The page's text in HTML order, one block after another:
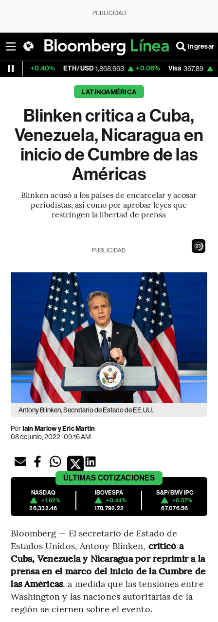
PUBLICIDAD
Ingresar
ETH/USD 1,868.663 +0.06% Visa 367.89 +0.61%
LATINOAMÉRICA
Blinken critica a Cuba,
Venezuela, Nicaragua en
inicio de Cumbre de las
Américas
Blinken acusó a los países de encarcelar y acosar
periodistas, así como por aprobar leyes que
restringen la libertad de prensa
22
PUBLICIDAD
Antony Blinken, Secretario de Estado de EE.UU.
PorIain Marlow y Eric Martin
08 de junio, 2022 | 09:16 AM
ÚLTIMAS COTIZACIONES
NASDAQ
+1.62%
26,332.46
IBOVESPA
+0.44%
178,792.22
S&P/BMV IPC
+0.57%
67,076.56
Bloomberg — El secretario de Estado de
Estados Unidos, Antony Blinken, criticó a
Cuba, Venezuela y Nicaragua por reprimir a la
prensa en el marco del inicio de la Cumbre de
las Américas, a medida que las tensiones entre
Washington y las naciones autoritarias de la
región se ciernen sobre el evento.